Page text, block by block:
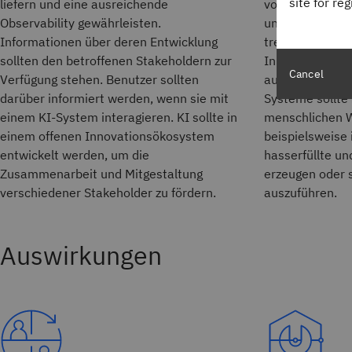
liefern und eine ausreichende
Observability gewährleisten.
Informationen über deren Entwicklung
sollten den betroffenen Stakeholdern zur
Verfügung stehen. Benutzer sollten
darüber informiert werden, wenn sie mit
einem KI-System interagieren. KI sollte in
einem offenen Innovationsökosystem
entwickelt werden, um die
Zusammenarbeit und Mitgestaltung
verschiedener Stakeholder zu fördern.
vorgesehenen
unabhängig
treffen,
Inhalte
ausführen. Das
Systeme
menschlichen
beispielsweise
hasserfüllte
erzeugen oder
auszuführen.
Auswirkungen
Cancel